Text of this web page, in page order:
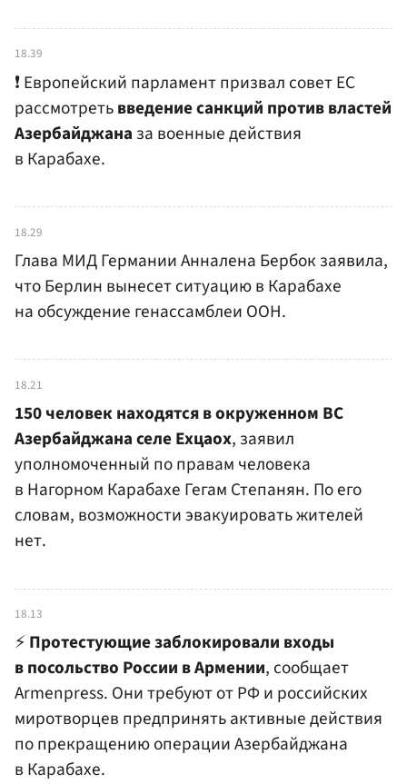
18.39
❗️ Европейский парламент призвал совет ЕС
рассмотретьвведение санкций против властей
Азербайджана за военные действия
в Карабахе.
18.29
Глава МИД Германии Анналена Бербок заявила,
что Берлин вынесет ситуацию в Карабахе
на обсуждение генассамблеи ООН.
18.21
150 человек находятся в окруженном ВС
Азербайджана селе Ехцаох, заявил
уполномоченный по правам человека
в Нагорном Карабахе Гегам Степанян. По его
словам, возможности эвакуировать жителей
нет.
18.13
⚡️Протестующие заблокировали входы
в посольство России в Армении, сообщает
Armenpress. Они требуют от РФ и российских
миротворцев предпринять активные действия
по прекращению операции Азербайджана
в Карабахе.